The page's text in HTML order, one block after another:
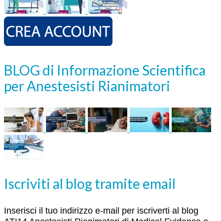
BLOG di Informazione Scientifica
per Anestesisti Rianimatori
Iscriviti al blog tramite email
Inserisci il tuo indirizzo e-mail per iscriverti al blog